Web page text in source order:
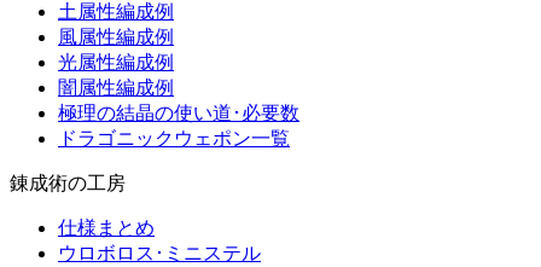
土属性編成例
風属性編成例
光属性編成例
闇属性編成例
極理の結晶の使い道･必要数
ドラゴニックウェポン一覧
錬成術の工房
仕様まとめ
ウロボロス･ミニステル